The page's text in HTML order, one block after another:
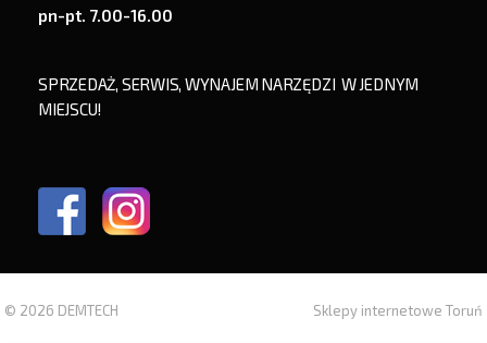
pn-pt. 7.00-16.00
SPRZEDAŻ, SERWIS, WYNAJEM NARZĘDZI W JEDNYM
MIEJSCU!
© 2026 DEMTECH Sklepy internetowe Toruń